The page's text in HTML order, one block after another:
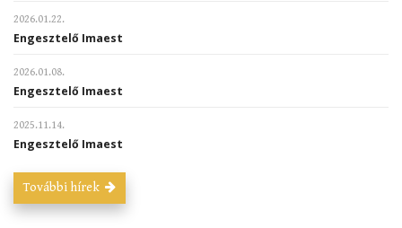
2026.01.22.
Engesztelő Imaest
2026.01.08.
Engesztelő Imaest
2025.11.14.
Engesztelő Imaest
További hírek